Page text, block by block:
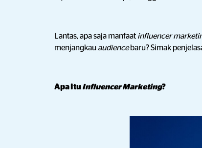
Lantas, apa saja manfaat influencer
menjangkau audiencebaru? Simak
Apa ItuInfluencer Marketing?